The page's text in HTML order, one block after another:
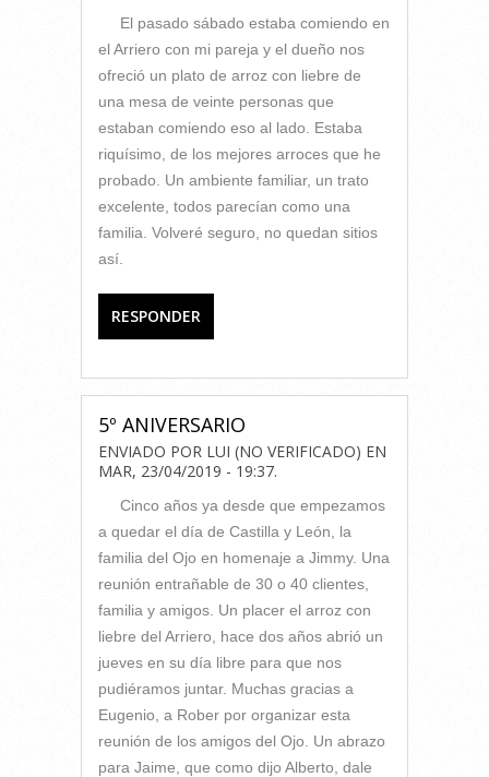
El pasado sábado estaba comiendo en
el Arriero con mi pareja y el dueño nos
ofreció un plato de arroz con liebre de
una mesa de veinte personas que
estaban comiendo eso al lado. Estaba
riquísimo, de los mejores arroces que he
probado. Un ambiente familiar, un trato
excelente, todos parecían como una
familia. Volveré seguro, no quedan sitios
así.
RESPONDER
5º ANIVERSARIO
ENVIADO POR LUI (NO VERIFICADO) EN
MAR, 23/04/2019 - 19:37.
Cinco años ya desde que empezamos
a quedar el día de Castilla y León, la
familia del Ojo en homenaje a Jimmy. Una
reunión entrañable de 30 o 40 clientes,
familia y amigos. Un placer el arroz con
liebre del Arriero, hace dos años abrió un
jueves en su día libre para que nos
pudiéramos juntar. Muchas gracias a
Eugenio, a Rober por organizar esta
reunión de los amigos del Ojo. Un abrazo
para Jaime, que como dijo Alberto, dale